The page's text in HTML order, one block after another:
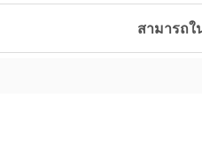
สามารถใ